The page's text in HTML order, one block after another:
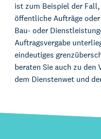
ist zum Beispiel der
öffentliche Aufträge
Bau- oder
Auftragsvergabe
eindeutiges
beraten Sie auch zu den
dem Dienstenwet und